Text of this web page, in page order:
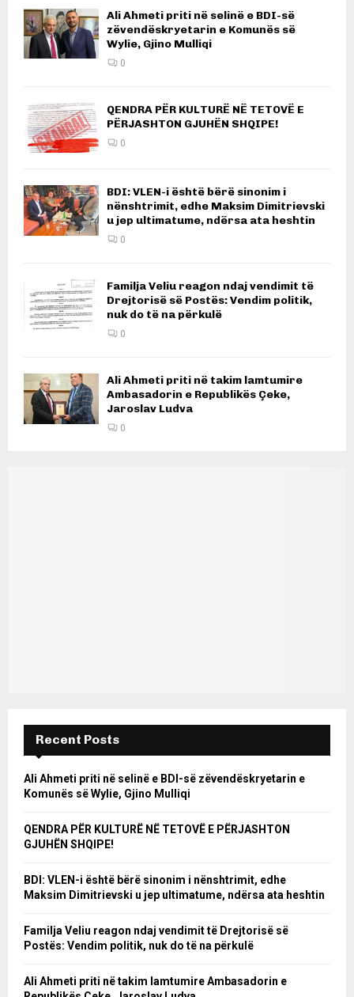
Ali Ahmeti priti në selinë e BDI-së
zëvendëskryetarin e Komunës së
Wylie, Gjino Mulliqi
0
QENDRA PËR KULTURË NË TETOVË E
PËRJASHTON GJUHËN SHQIPE!
0
BDI: VLEN-i është bërë sinonim i
nënshtrimit, edhe Maksim Dimitrievski
u jep ultimatume, ndërsa ata heshtin
0
Familja Veliu reagon ndaj vendimit të
Drejtorisë së Postës: Vendim politik,
nuk do të na përkulë
0
Ali Ahmeti priti në takim lamtumire
Ambasadorin e Republikës Çeke,
Jaroslav Ludva
0
Recent Posts
Ali Ahmeti priti në selinë e BDI-së zëvendëskryetarin e
Komunës së Wylie, Gjino Mulliqi
QENDRA PËR KULTURË NË TETOVË E PËRJASHTON
GJUHËN SHQIPE!
BDI: VLEN-i është bërë sinonim i nënshtrimit, edhe
Maksim Dimitrievski u jep ultimatume, ndërsa ata heshtin
Familja Veliu reagon ndaj vendimit të Drejtorisë së
Postës: Vendim politik, nuk do të na përkulë
Ali Ahmeti priti në takim lamtumire Ambasadorin e